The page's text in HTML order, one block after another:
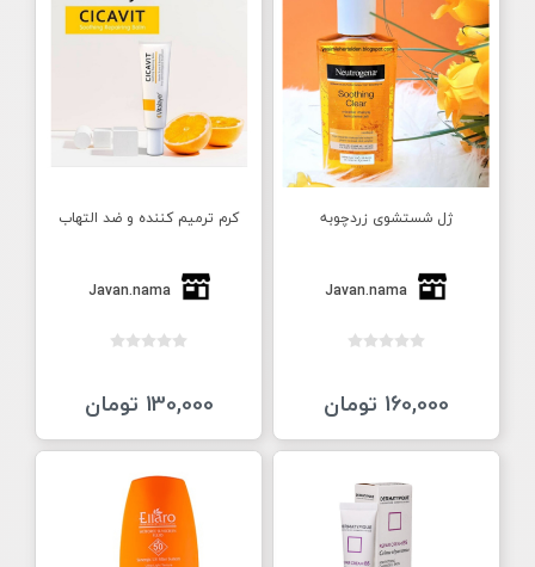
ژل شستشوی زردچوبه
Javan.nama
160,000 تومان
کرم ترمیم کننده و ضد التهاب
Javan.nama
130,000 تومان